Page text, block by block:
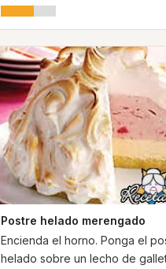
Postre helado merengado
Encienda el horno. Ponga el
helado sobre un lecho de